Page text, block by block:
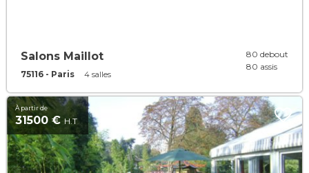
Salons Maillot
75116 - Paris 4 salles
80 debout
80 assis
À partir de
31500 € H.T